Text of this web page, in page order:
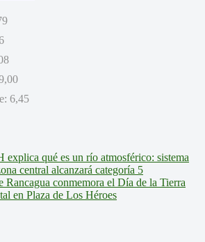
6,45
explica qué es un río atmosférico: sistema
central alcanzará categoría 5
Rancagua conmemora el Día de la Tierra
en Plaza de Los Héroes